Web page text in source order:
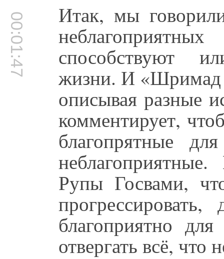
00:01:47 Итак, мы
способствуют
жизни. И «Шримад
описывая разные
комментирует,
благопрятные
Рупы Госвами,
благоприятно
отвергать всё, что